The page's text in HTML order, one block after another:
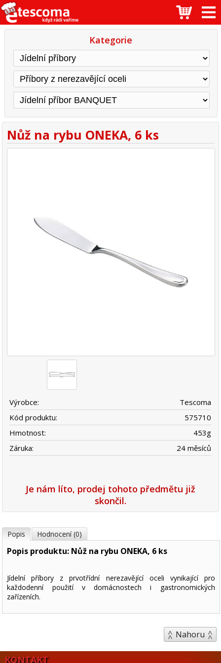
Kategorie
Nůž na rybu ONEKA, 6 ks
Výrobce:
Tescoma
Kód produktu:
575710
Hmotnost:
453g
Záruka:
24 měsíců
Je nám líto, prodej tohoto předmětu již
skončil.
Popis Hodnocení (0)
Popis produktu: Nůž na rybu ONEKA, 6 ks
Jídelní příbory z prvotřídní nerezavějící oceli vynikající pro
každodenní použití v domácnostech i gastronomických
zařízeních.
Nahoru
KONTAKT